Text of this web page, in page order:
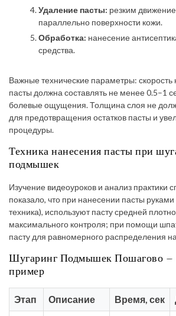
Удаление пасты: резким
параллельно поверхности кожи.
Обработка: нанесение
средства.
Важные технические параметры: скорость
пасты должна составлять не менее 0.5–1
болевые ощущения. Толщина слоя не
для предотвращения остатков пасты и
процедуры.
Техника нанесения пасты при
подмышек
Изучение видеоуроков и анализ практики
показало, что при нанесении пасты
техника), используют пасту средней
максимального контроля; при помощи
пасту для равномерного распределения
Шугаринг Подмышек Пошагово –
пример
Этап Описание Время, сек